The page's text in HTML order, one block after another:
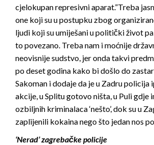
cjelokupan represivni aparat.”Treba
one koji su u postupku zbog
ljudi koji su umiješani u politički život pa
to povezano. Treba nam i moćnije
neovisnije sudstvo, jer onda takvi
po deset godina kako bi došlo do
Sakoman i dodaje da je u Zadru policija
akcije, u Splitu gotovo ništa, u Puli gdje
ozbiljnih kriminalaca ‘nešto’, dok su u
zaplijenili kokaina nego što jedan nos
‘Nerad’ zagrebačke policije